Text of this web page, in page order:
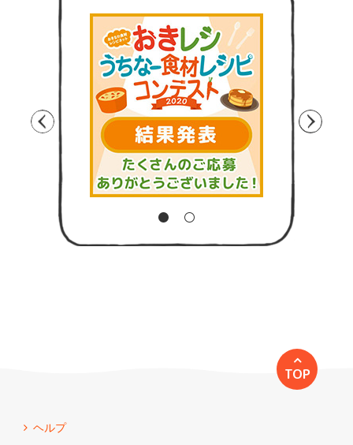
TOP
ヘルプ